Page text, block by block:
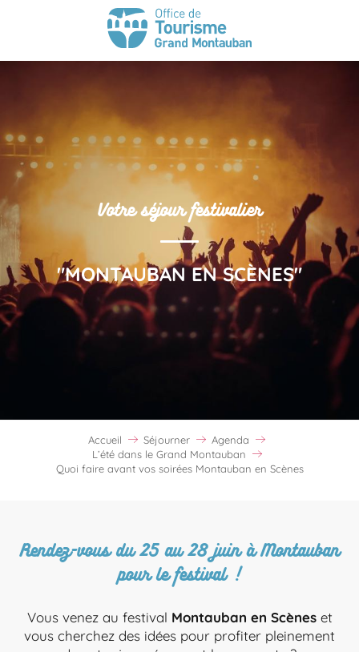
Votre séjour festivalier
"MONTAUBAN EN SCÈNES"
Accueil Séjourner
Agenda
L’été dans le Grand Montauban
Quoi faire avant vos soirées Montauban en Scènes
Rendez-vous du 25 au 28 juin à Montauban
pour le festival !
Vous venez au festival Montauban en Scèneset
vous cherchez des idées pour profiter pleinement